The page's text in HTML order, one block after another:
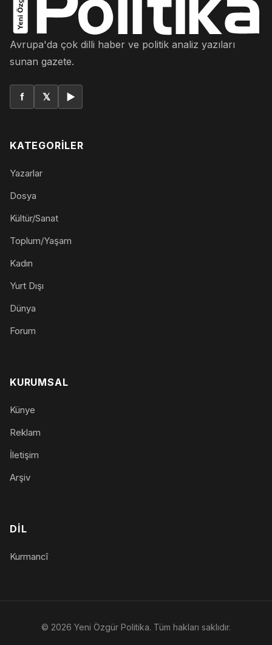
Avrupa'da çok dilli haber ve politik analiz yazıları
sunan gazete.
f 𝕏 ▶
KATEGORILER
Yazarlar
Dosya
Kültür/Sanat
Toplum/Yaşam
Kadın
Yurt Dışı
Dünya
Forum
KURUMSAL
Künye
Reklam
İletişim
Arşiv
DIL
Kurmancî
© 2026 Yeni Özgür Politika. Tüm hakları saklıdır.